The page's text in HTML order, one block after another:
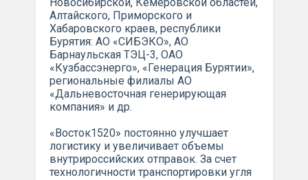
Алтайского, Приморского и
Хабаровского краев, республики
Бурятия: АО «СИБЭКО», АО
Барнаульская ТЭЦ-3, ОАО
«Кузбассэнерго», «Генерация Бурятии»,
региональные филиалы АО
«Дальневосточная генерирующая
компания» и др.
«Восток1520» постоянно улучшает
логистику и увеличивает объемы
внутрироссийских отправок. За счет
технологичности транспортировки угля